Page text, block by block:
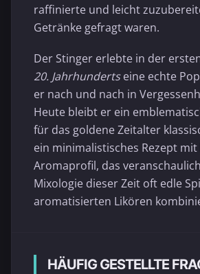
raffinierte und leicht
Getränke gefragt waren.
Der Stinger erlebte in der
20. Jahrhundertseine echte
er nach und nach in
Heute bleibt er ein
für das goldene Zeitalter
ein minimalistisches Rezept
Aromaprofil, das
Mixologie dieser Zeit oft edle
aromatisierten Likören
HÄUFIG GESTELLTE